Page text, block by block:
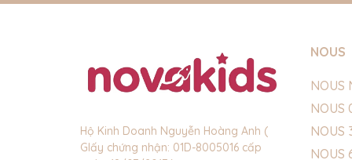
Hộ Kinh Doanh Nguyễn Hoàng Anh (
GIấy chứng nhận: 01D-8005016 cấp
NOUS
NOUS
NOUS
NOUS
NOUS